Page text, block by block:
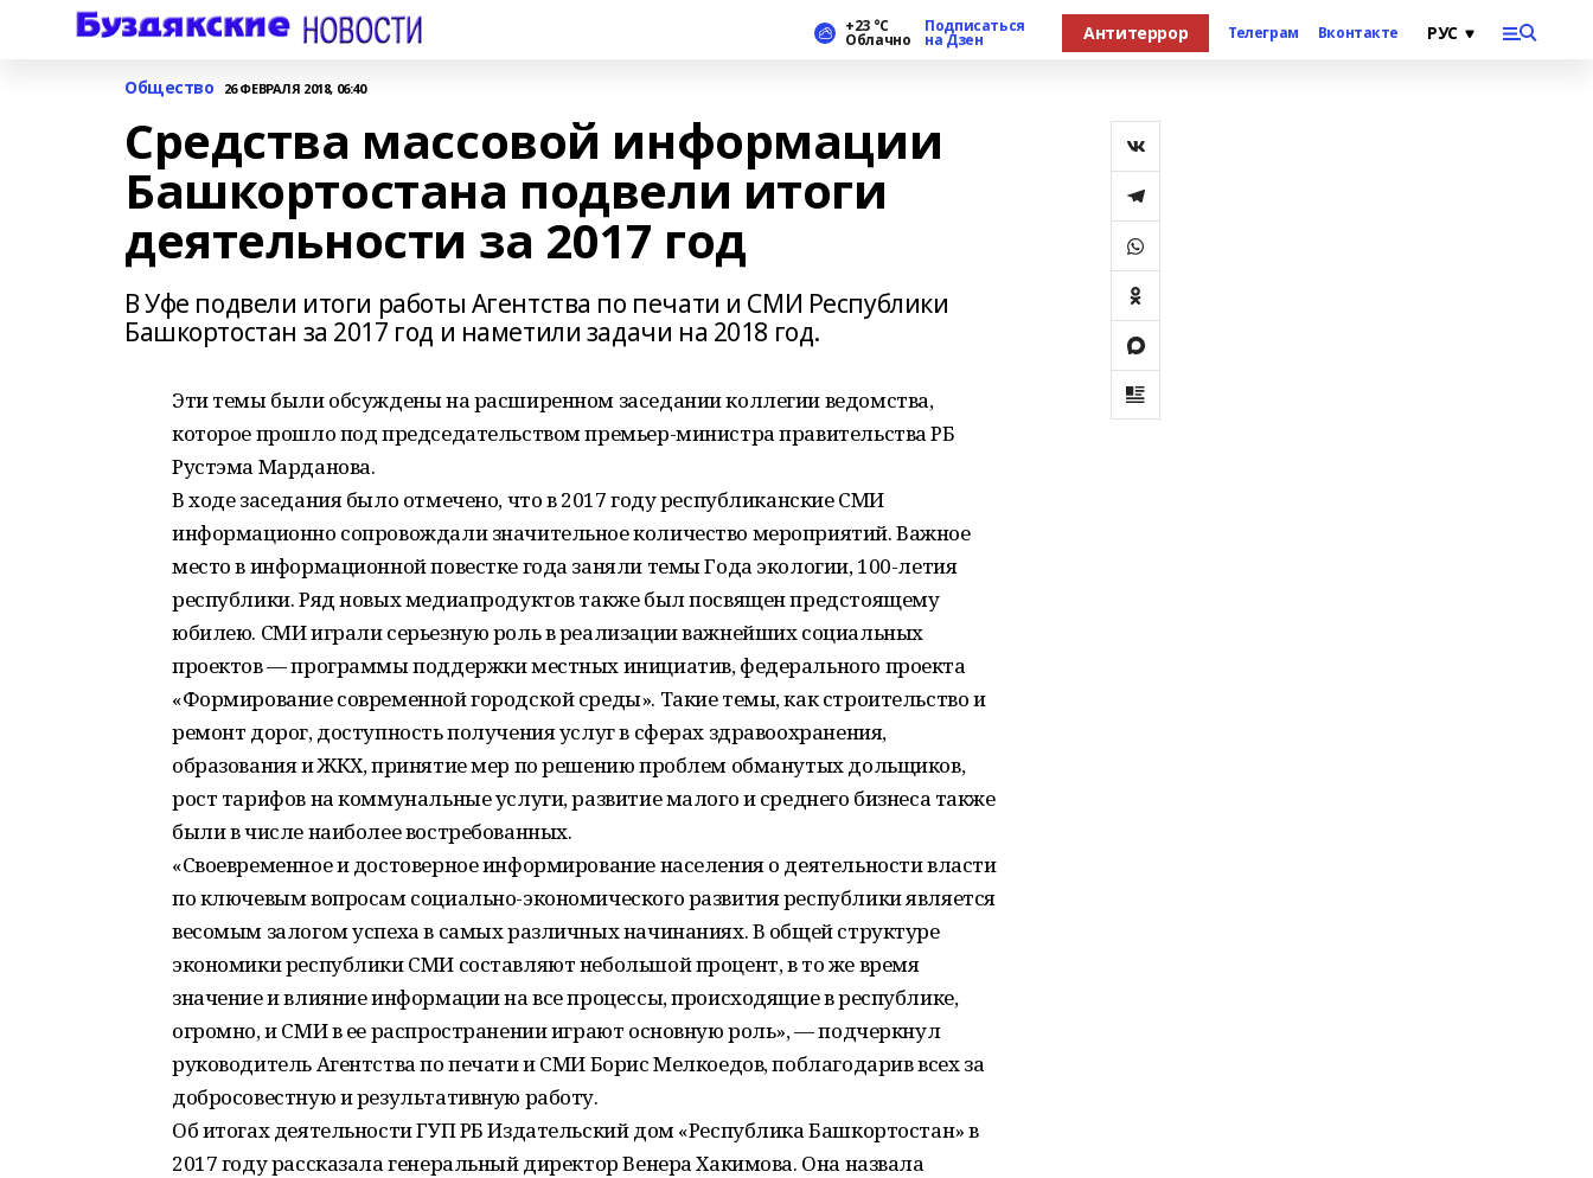
+23 °С
Облачно
Подписаться
на Дзен Антитеррор Телеграм Вконтакте
Общество 26 ФЕВРАЛЯ 2018, 06:40
Средства массовой информации
Башкортостана подвели итоги
деятельности за 2017 год
В Уфе подвели итоги работы Агентства по печати и СМИ Республики
Башкортостан за 2017 год и наметили задачи на 2018 год.
Эти темы были обсуждены на расширенном заседании коллегии ведомства,
которое прошло под председательством премьер-министра правительства РБ
Рустэма Марданова.
В ходе заседания было отмечено, что в 2017 году республиканские СМИ
информационно сопровождали значительное количество мероприятий. Важное
место в информационной повестке года заняли темы Года экологии, 100-летия
республики. Ряд новых медиапродуктов также был посвящен предстоящему
юбилею. СМИ играли серьезную роль в реализации важнейших социальных
проектов — программы поддержки местных инициатив, федерального проекта
«Формирование современной городской среды». Такие темы, как строительство и
ремонт дорог, доступность получения услуг в сферах здравоохранения,
образования и ЖКХ, принятие мер по решению проблем обманутых дольщиков,
рост тарифов на коммунальные услуги, развитие малого и среднего бизнеса также
были в числе наиболее востребованных.
«Своевременное и достоверное информирование населения о деятельности власти
по ключевым вопросам социально-экономического развития республики является
весомым залогом успеха в самых различных начинаниях. В общей структуре
экономики республики СМИ составляют небольшой процент, в то же время
значение и влияние информации на все процессы, происходящие в республике,
огромно, и СМИ в ее распространении играют основную роль», — подчеркнул
руководитель Агентства по печати и СМИ Борис Мелкоедов, поблагодарив всех за
добросовестную и результативную работу.
Об итогах деятельности ГУП РБ Издательский дом «Республика Башкортостан» в
2017 году рассказала генеральный директор Венера Хакимова. Она назвала